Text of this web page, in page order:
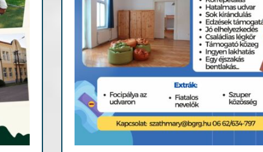
Fontosabb információk